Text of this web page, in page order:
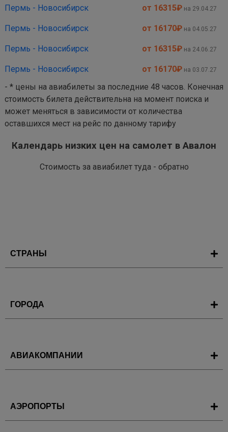
Пермь - Новосибирск от 16315₽ на 29.04.27
Пермь - Новосибирск от 16170₽ на 04.05.27
Пермь - Новосибирск от 16315₽ на 24.06.27
Пермь - Новосибирск от 16170₽ на 03.07.27
- * цены на авиабилеты за последние 48 часов. Конечная
стоимость билета действительна на момент поиска и
может меняться в зависимости от количества
оставшихся мест на рейс по данному тарифу
Календарь низких цен на самолет в Авалон
Стоимость за авиабилет туда - обратно
СТРАНЫ
ГОРОДА
АВИАКОМПАНИИ
АЭРОПОРТЫ